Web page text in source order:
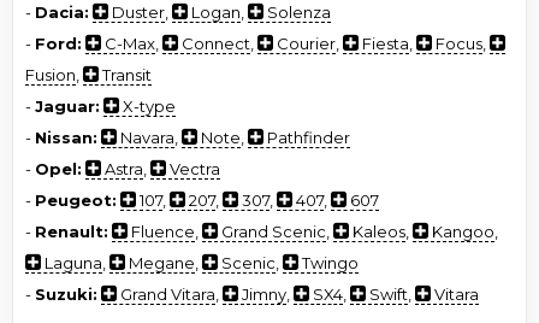
- Dacia: Duster Logan
Solenza
- Ford: C-Max Connect Courier Fiesta Focus
Fusion
Transit
-Jaguar:
X-type
- Nissan: Navara Note
Pathfinder
- Opel: Astra
Vectra
- Peugeot: 107, 207, 307, 407,
607
- Renault: Fluence Grand Scenic Kaleos Kangoo
Laguna
Megane Scenic
Twingo
- Suzuki: Grand Vitara Jimny SX4 Swift
Vitara